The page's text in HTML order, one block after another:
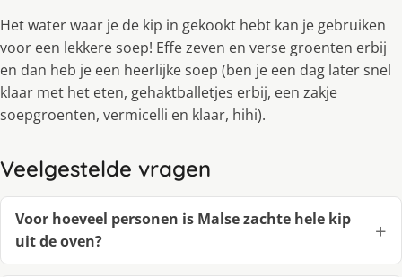
Het water waar je de kip in gekookt hebt kan je gebruiken
voor een lekkere soep! Effe zeven en verse groenten erbij
en dan heb je een heerlijke soep (ben je een dag later snel
klaar met het eten, gehaktballetjes erbij, een zakje
soepgroenten, vermicelli en klaar, hihi).
Veelgestelde vragen
Voor hoeveel personen is Malse zachte hele kip
uit de oven?